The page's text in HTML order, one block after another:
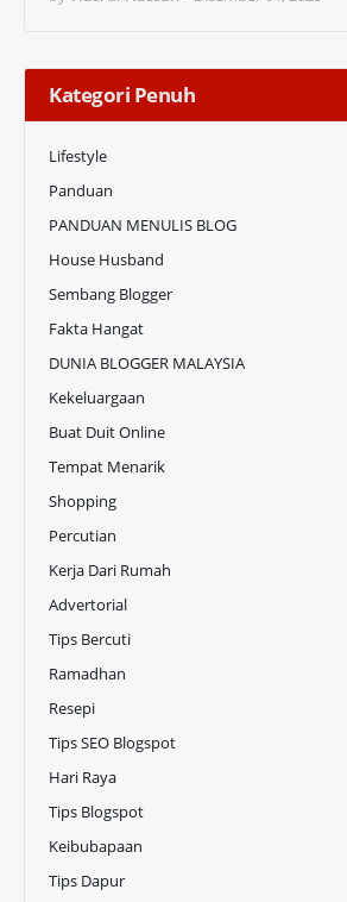
Kategori Penuh
Lifestyle
Panduan
PANDUAN MENULIS BLOG
House Husband
Sembang Blogger
Fakta Hangat
DUNIA BLOGGER MALAYSIA
Kekeluargaan
Buat Duit Online
Tempat Menarik
Shopping
Percutian
Kerja Dari Rumah
Advertorial
Tips Bercuti
Ramadhan
Resepi
Tips SEO Blogspot
Hari Raya
Tips Blogspot
Keibubapaan
Tips Dapur